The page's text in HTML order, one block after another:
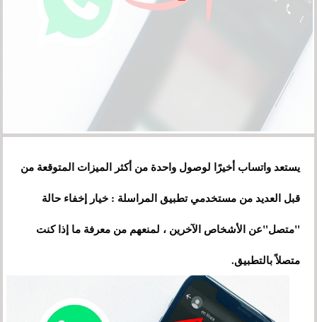
يستعد واتساب أخيرًا لوصول واحدة من أكثر الميزات المتوقعة من
قبل العديد من مستخدمي تطبيق المراسلة : خيار إخفاء حالة
"متصل"عن الأشخاص الآخرين ، لمنعهم من معرفة ما إذا كنت
متصلاً بالتطبيق.